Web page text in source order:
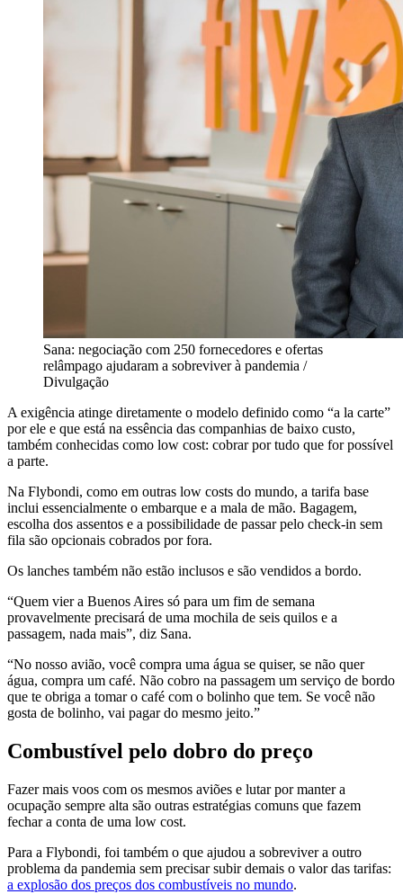
Sana: negociação com 250 fornecedores e ofertas
relâmpago ajudaram a sobreviver à pandemia /
Divulgação
A exigência atinge diretamente o modelo definido como “a la carte”
por ele e que está na essência das companhias de baixo custo,
também conhecidas como low cost: cobrar por tudo que for possível
a parte.
Na Flybondi, como em outras low costs do mundo, a tarifa base
inclui essencialmente o embarque e a mala de mão. Bagagem,
escolha dos assentos e a possibilidade de passar pelo check-in sem
fila são opcionais cobrados por fora.
Os lanches também não estão inclusos e são vendidos a bordo.
“Quem vier a Buenos Aires só para um fim de semana
provavelmente precisará de uma mochila de seis quilos e a
passagem, nada mais”, diz Sana.
“No nosso avião, você compra uma água se quiser, se não quer
água, compra um café. Não cobro na passagem um serviço de bordo
que te obriga a tomar o café com o bolinho que tem. Se você não
gosta de bolinho, vai pagar do mesmo jeito.”
Combustível pelo dobro do preço
Fazer mais voos com os mesmos aviões e lutar por manter a
ocupação sempre alta são outras estratégias comuns que fazem
fechar a conta de uma low cost.
Para a Flybondi, foi também o que ajudou a sobreviver a outro
problema da pandemia sem precisar subir demais o valor das tarifas:
a explosão dos preços dos combustíveis no mundo.